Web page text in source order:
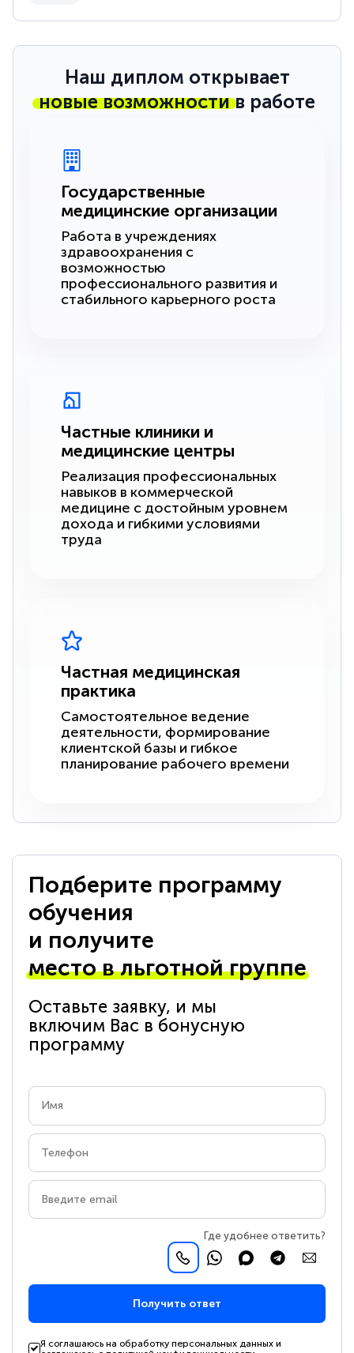
Наш диплом открывает
новые возможностив работе
Государственные
медицинские организации
Работа в учреждениях
здравоохранения с
возможностью
профессионального развития и
стабильного карьерного роста
Частные клиники и
медицинские центры
Реализация профессиональных
навыков в коммерческой
медицине с достойным уровнем
дохода и гибкими условиями
труда
Частная медицинская
практика
Самостоятельное ведение
деятельности, формирование
клиентской базы и гибкое
планирование рабочего времени
Подберите программу
обучения
и получите
место в льготной группе
Оставьте заявку, и мы
включим Вас в бонусную
программу
Где удобнее ответить?
Получить ответ
Я соглашаюсь на обработку персональных данных и